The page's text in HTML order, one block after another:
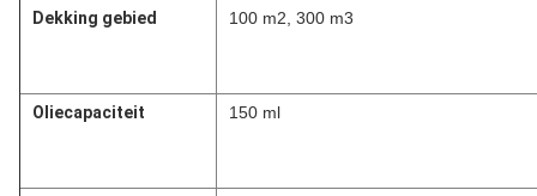
Dekking gebied 100 m2, 300 m3
Oliecapaciteit 150 ml